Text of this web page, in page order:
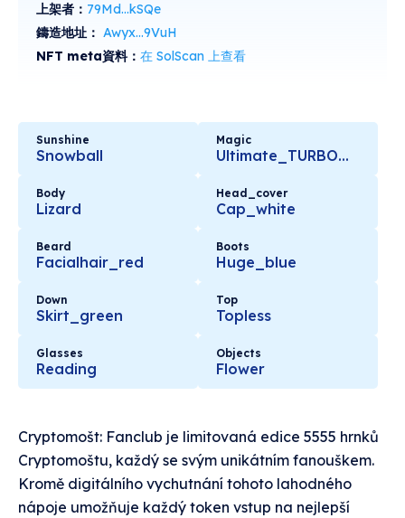
上架者： 79Md...kSQe
鑄造地址： Awyx...9VuH
NFT meta資料： 在 SolScan 上查看
Sunshine
Snowball
Magic
Ultimate_TURBOMOST
Body
Lizard
Head_cover
Cap_white
Beard
Facialhair_red
Boots
Huge_blue
Down
Skirt_green
Top
Topless
Glasses
Reading
Objects
Flower
Cryptomošt: Fanclub je limitovaná edice 5555 hrnků
Cryptomoštu, každý se svým unikátním fanouškem.
Kromě digitálního vychutnání tohoto lahodného
nápoje umožňuje každý token vstup na nejlepší